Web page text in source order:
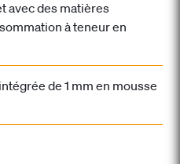
avec des matières
à teneur en
de 1 mm en mousse